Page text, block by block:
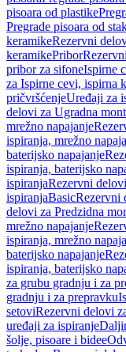
pisoara od plastike
Pregrade pisoara od
keramikeRezervni
keramikePribor
pribor za sifoneIspirne
za Ispirne cevi, ispirna
pričvršćenjeUređaji za
delovi za Ugradna
mrežno napajanje
ispiranja, mrežno
baterijsko napajanje
ispiranja, baterijsko
ispiranjaRezervni
ispiranjaBasicRezervni
delovi za Predzidna
mrežno napajanje
ispiranja, mrežno
baterijsko napajanje
ispiranja, baterijsko
za grubu gradnju i za
gradnju i za prepravku
setoviRezervni delovi
uređaji za ispiranje
šolje, pisoare i bidee